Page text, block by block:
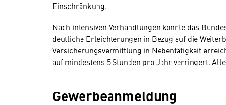
Einschränkung.
Nach intensiven Verhandlungen konnte das
deutliche Erleichterungen in Bezug auf die
Versicherungsvermittlung in Nebentätigkeit
auf mindestens 5 Stunden pro Jahr verringert.
Gewerbeanmeldung